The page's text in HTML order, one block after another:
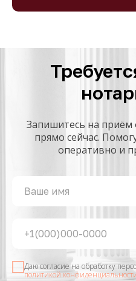
Запишитесь на приём
прямо сейчас.
оперативно и
Даю согласие на обработку
политикой